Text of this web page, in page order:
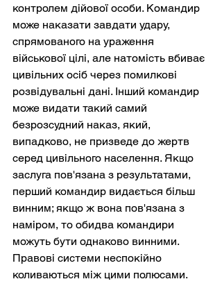
контролем дійової особи. Командир
може наказати завдати удару,
спрямованого на ураження
військової цілі, але натомість вбиває
цивільних осіб через помилкові
розвідувальні дані. Інший командир
може видати такий самий
безрозсудний наказ, який,
випадково, не призведе до жертв
серед цивільного населення. Якщо
заслуга пов'язана з результатами,
перший командир видається більш
винним; якщо ж вона пов'язана з
наміром, то обидва командири
можуть бути однаково винними.
Правові системи неспокійно
коливаються між цими полюсами.